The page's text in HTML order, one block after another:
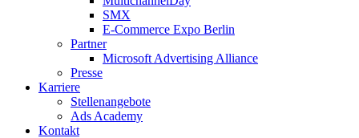
SMX
E-Commerce Expo Berlin
Partner
Microsoft Advertising Alliance
Presse
Karriere
Stellenangebote
Ads Academy
Kontakt